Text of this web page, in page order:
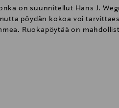
on suunnitellut Hans J.
pöydän kokoa voi
Ruokapöytää on